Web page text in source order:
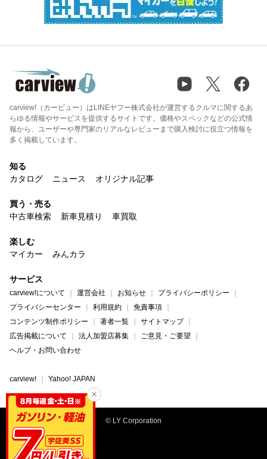
carview!（カービュー）はLINEヤフー株式会社が運営するクルマに関するあ
らゆる情報やサービスを提供するサイトです。価格やスペックなどの公式情
報から、ユーザーや専門家のリアルなレビューまで購入検討に役立つ情報を
多く掲載しています。
知る
カタログ
ニュース オリジナル記事
買う・売る
中古車検索
新車見積り 車買取
楽しむ
マイカー
みんカラ
サービス
carview!について 運営会社 お知らせ
プライバシーポリシー
プライバシーセンター
利用規約
免責事項
コンテンツ制作ポリシー
著者一覧
サイトマップ
広告掲載について
法人加盟店募集
ご意見・ご要望
ヘルプ・お問い合わせ
carview! Yahoo! JAPAN
© LY Corporation